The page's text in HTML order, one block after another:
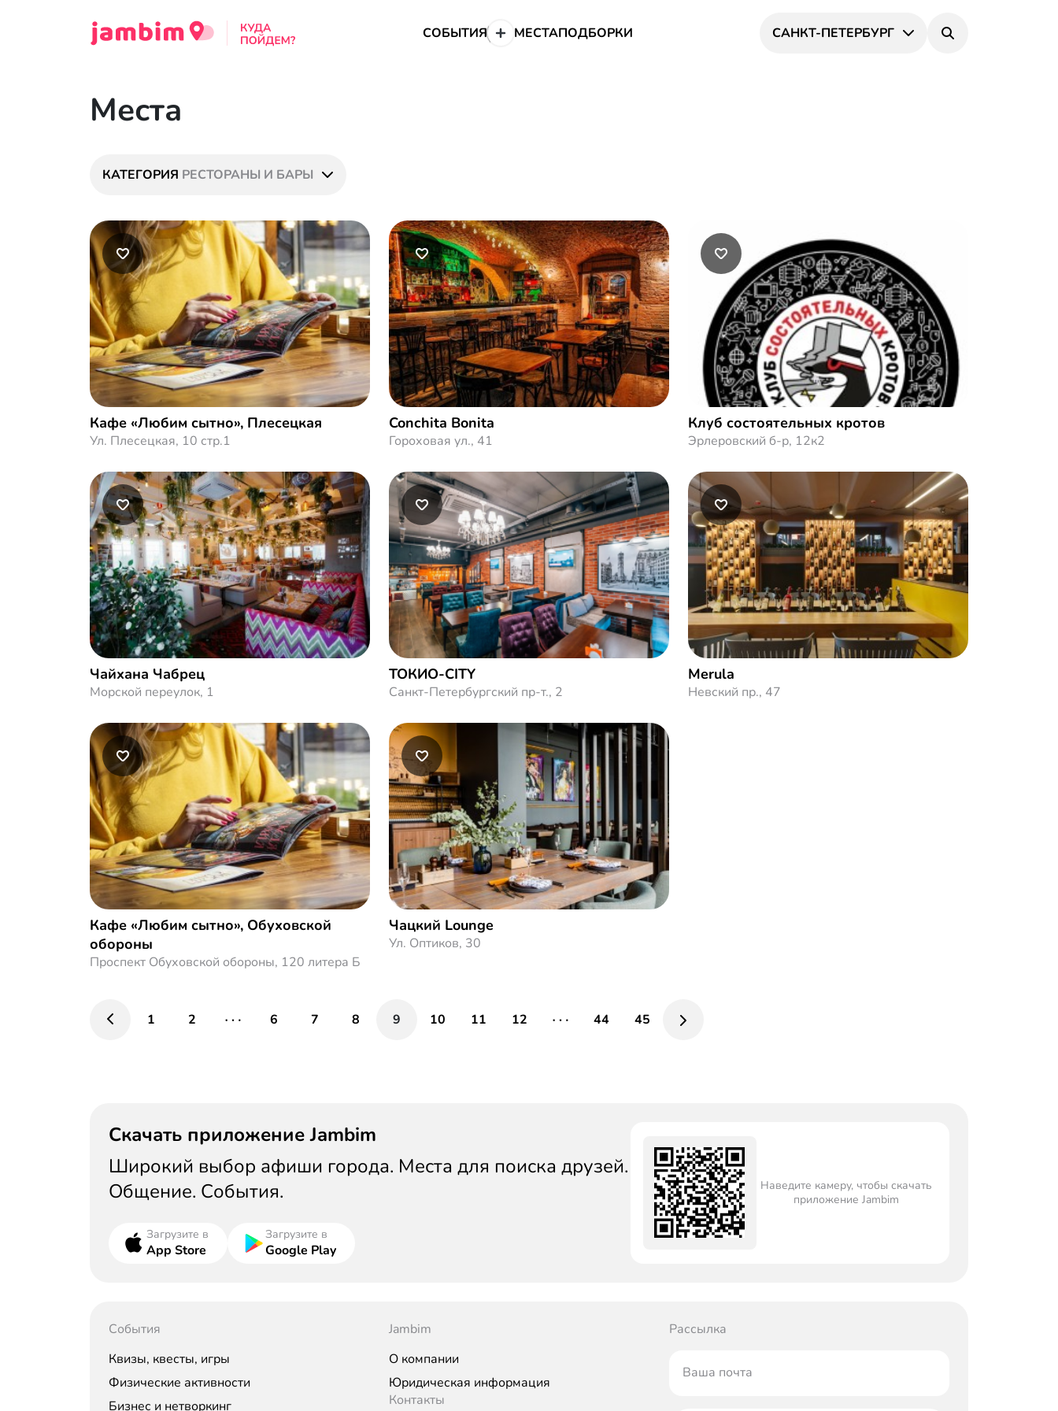
СОБЫТИЯ МЕСТАПОДБОРКИ САНКТ-ПЕТЕРБУРГ
Места
КАТЕГОРИЯ РЕСТОРАНЫ И БАРЫ
Кафе «Любим сытно», Плесецкая
Ул. Плесецкая, 10 стр.1
Conchita Bonita
Гороховая ул., 41
Клуб состоятельных кротов
Эрлеровский б-р, 12к2
Чайхана Чабрец
Морской переулок, 1
ТОКИО-CITY
Санкт-Петербургский пр-т., 2
Merula
Невский пр., 47
Кафе «Любим сытно», Обуховской
обороны
Проспект Обуховской обороны, 120 литера Б
Чацкий Lounge
Ул. Оптиков, 30
1 2 6 7 8 9 10 11 12 44 45
Скачать приложение Jambim
Широкий выбор афиши города. Места для поиска друзей.
Общение. События.
Загрузите в
App Store
Загрузите в
Google Play
Наведите камеру, чтобы скачать
приложение Jambim
События
Квизы, квесты, игры
Физические активности
Бизнес и нетворкинг
Jambim
О компании
Юридическая информация
Контакты
Рассылка
Ваша почта